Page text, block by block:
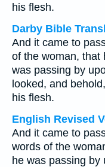
his flesh.
Darby Bible
And it came to
of the woman, that
was passing by
looked, and
his flesh.
English Revised
And it came to
words of the
he was passing by